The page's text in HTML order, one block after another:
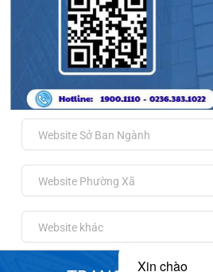
Website Sở Ban Ngành
Website Phường Xã
Website khác